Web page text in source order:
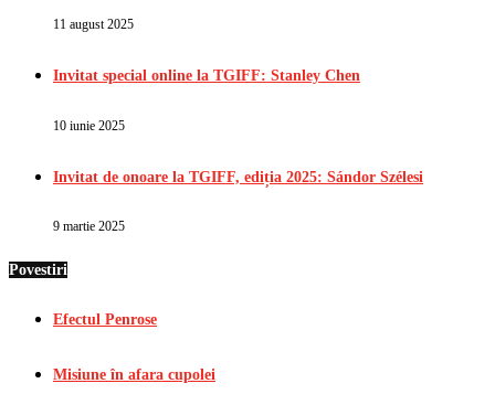
11 august 2025
Invitat special online la TGIFF: Stanley Chen
10 iunie 2025
Invitat de onoare la TGIFF, ediția 2025: Sándor Szélesi
9 martie 2025
Povestiri
Efectul Penrose
Misiune în afara cupolei